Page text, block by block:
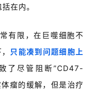
在内。
有限，在巨噬细胞不
只能凑到问题细胞上
了尽管阻断”CD47-
瘤的缓解，但是治疗